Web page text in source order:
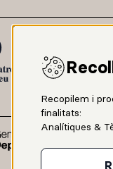
Recopilem i
finalitats:
Analítiques &